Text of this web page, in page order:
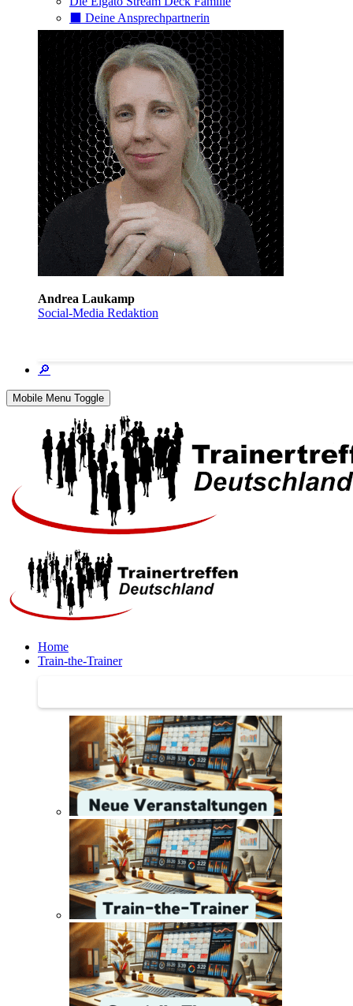
⬛️ Deine Ansprechpartnerin
Andrea Laukamp
Social-Media Redaktion
🔎
Mobile Menu Toggle
Home
Train-the-Trainer